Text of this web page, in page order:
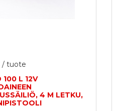
/ tuote
100 L 12V
4 M LETKU,